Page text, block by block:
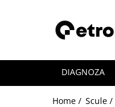
DIAGNOZA
Home / Scule /